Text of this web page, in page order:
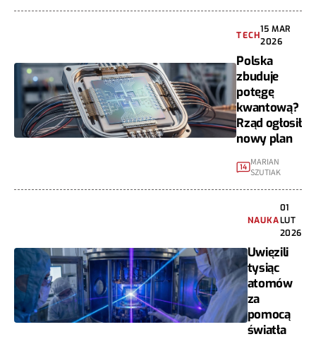
TECH
15 MAR
2026
Polska
zbuduje
potęgę
kwantową?
Rząd ogłosił
nowy plan
14 MARIAN
SZUTIAK
NAUKA
01
LUT
2026
Uwięzili
tysiąc
atomów
za
pomocą
światła